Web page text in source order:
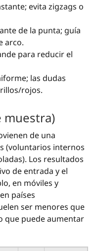
evita zigzags o
de la punta; guía
arco.
para reducir el
las dudas
rojos.
muestra)
de una
(voluntarios internos
Los resultados
de entrada y el
en móviles y
países
ser menores que
que puede aumentar